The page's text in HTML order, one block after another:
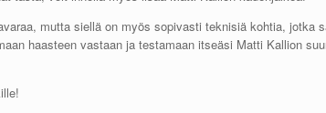
mutta siellä on myös sopivasti teknisiä kohtia, jotka
haasteen vastaan ja testamaan itseäsi Matti Kallion